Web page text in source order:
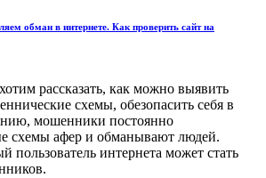
обман в интернете. Как проверить сайт на
рассказать, как можно выявить
схемы, обезопасить себя в
мошенники постоянно
схемы афер и обманывают людей.
пользователь интернета может стать